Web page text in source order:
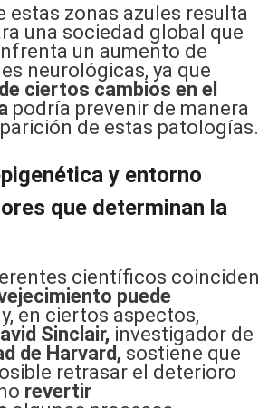
estas zonas azules resulta
una sociedad global que
un aumento de
neurológicas, ya que
ciertos cambios en el
podría prevenir de manera
de estas patologías.
y entorno
que determinan la
científicos coinciden
puede
y, en ciertos aspectos,
Sinclair, investigador de
de Harvard, sostiene que
retrasar el deterioro
revertir